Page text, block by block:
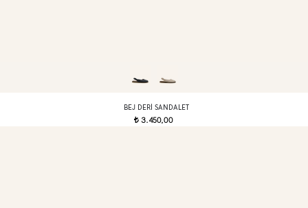
BEJ DERI SANDALET
t3.450,00